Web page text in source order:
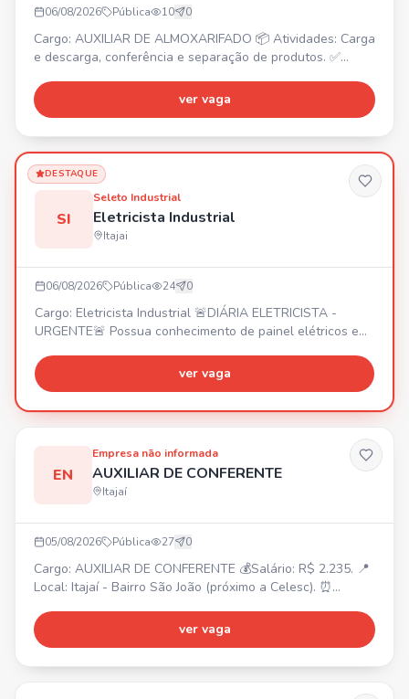
06/08/2026 Pública 10 0
Cargo: AUXILIAR DE ALMOXARIFADO 📦 Atividades: Carga
e descarga, conferência e separação de produtos. ✅
descarga, disponibilidade para horas extras. ⏰ Horário:
Segunda a sexta, das 08:00 às 18:00. 💰 Salário: R$
Transporte, Vale Alimentação R$ 250,00. Vaga temporária
(até 9
ver vaga
DESTAQUE
SI
Seleto Industrial
Eletricista Industrial
Itajai
06/08/2026 Pública 24 0
Cargo: Eletricista Industrial 🚨DIÁRIA ELETRICISTA -
URGENTE🚨 Possua conhecimento de painel elétricos e
ver vaga
EN
Empresa não informada
AUXILIAR DE CONFERENTE
Itajaí
05/08/2026 Pública 27 0
Cargo: AUXILIAR DE CONFERENTE 💰Salário: R$ 2.235. 📍
Local: Itajaí - Bairro São João (próximo a Celesc). ⏰
Sábado: 08:00 às 12:00. 🎁Benefícios: Voucher R$ 200,00
(após experiência R$ 400,00). Requisitos: Experiência na
ver vaga